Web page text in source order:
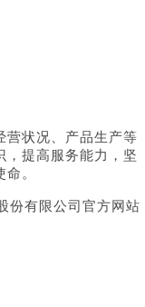
营状况、产品生产等
，提高服务能力，坚
。